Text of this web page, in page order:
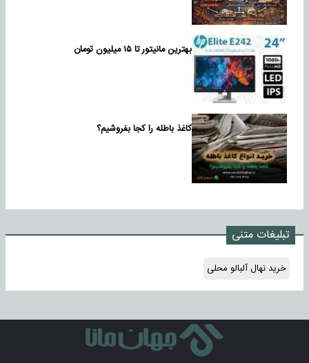
بهترین مانیتور تا ۱۵ میلیون تومان
کاغذ باطله را کجا بفروشیم؟
تبلیغات متنی
خرید نهال آلبالو محلی